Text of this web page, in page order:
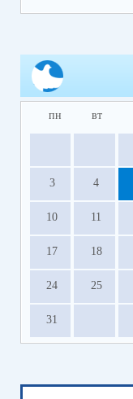
пн вт
3 4
10 11
17 18
24 25
31